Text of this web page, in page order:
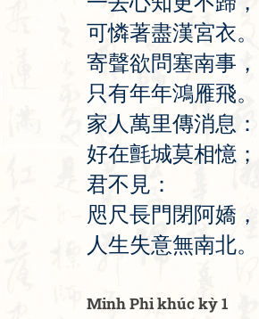
可憐著盡漢宮衣。
寄聲欲問塞南事 ，
只有年年鴻雁飛。
家 人萬里傳消息 ：
好在氈城莫相憶 ；
君不 見 ：
咫尺長門 閉 阿嬌 ，
人生失意無南北。
Minh Phi khúc kỳ 1